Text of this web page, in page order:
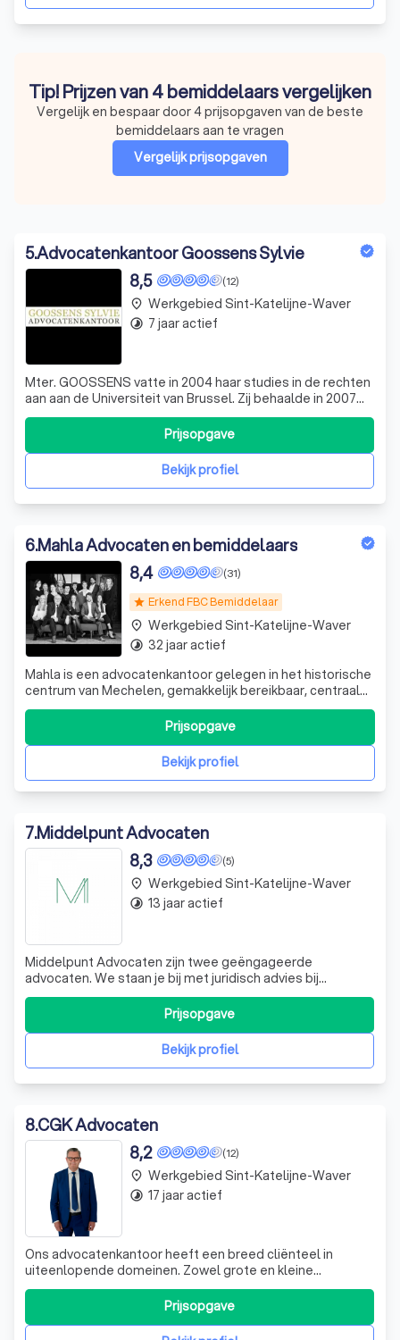
Tip! Prijzen van 4 bemiddelaars vergelijken
Vergelijk en bespaar door 4 prijsopgaven van de beste
bemiddelaars aan te vragen
Vergelijk prijsopgaven
5.Advocatenkantoor Goossens Sylvie
(12)
8,5
Mter. GOOSSENS vatte in 2004 haar studies in de rechten
aan aan de Universiteit van Brussel. Zij behaalde in 2007
haar diploma van Bachelor in de Rechten. In 2009
behaalde zij het diploma van Master in de Rechten aan de
Universiteit van Antwerpen. Als specialisatie koos zij voor
sociaal – ondernemi
Bekijk profiel
Prijsopgave
place Werkgebied Sint-Katelijne-Waver
timelapse 7 jaar actief
6.Mahla Advocaten en bemiddelaars
star Erkend FBC Bemiddelaar
(31)
8,4
Mahla is een advocatenkantoor gelegen in het historische
centrum van Mechelen, gemakkelijk bereikbaar, centraal
tussen Antwerpen en Brussel. Met Mahla staan wij midden
in de samenleving en herkennen wij snel uw problemen.
Met persoonlijke betrokkenheid pakken wij uw zaken
doelgericht aan en streBekijk profiel
Prijsopgave
place Werkgebied Sint-Katelijne-Waver
timelapse 32 jaar actief
7.Middelpunt Advocaten
(5)
8,3
Middelpunt Advocaten zijn twee geëngageerde
advocaten. We staan je bij met juridisch advies bij
allerhande gerechtelijke procedures. We onderscheiden
ons door in eerste instantie bemiddeling na te streven.
Hierdoor kunnen we lange en dure procedures vaak
helpen vermijden. Elke zaak krijgt bij ons e
Bekijk profiel
Prijsopgave
place Werkgebied Sint-Katelijne-Waver
timelapse 13 jaar actief
8.CGK Advocaten
(12)
8,2
Ons advocatenkantoor heeft een breed cliënteel in
uiteenlopende domeinen. Zowel grote en kleine
ondernemingen als particulieren doen beroep op onze
diensten. Ook voor legal interim management zijn wij
inzetbaar. Door de jaren heen hebben onze vennoten en
medewerkers van ons advocatenkantoor in Antwe
Prijsopgave
place Werkgebied Sint-Katelijne-Waver
timelapse 17 jaar actief